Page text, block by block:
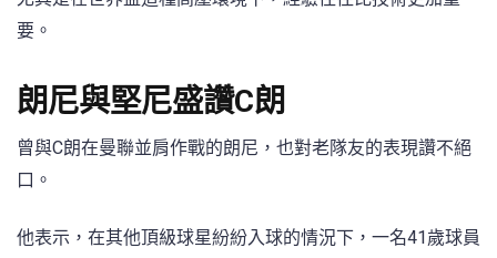
要。
朗尼與堅尼盛讚C朗
曾與C朗在曼聯並肩作戰的朗尼，也對老隊友的表現讚不絕
口。
他表示，在其他頂級球星紛紛入球的情況下，一名41歲球員